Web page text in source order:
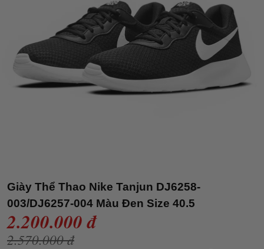
Giày Thể Thao Nike Tanjun DJ6258-
003/DJ6257-004 Màu Đen Size 40.5
2.200.000 đ
2.570.000 đ